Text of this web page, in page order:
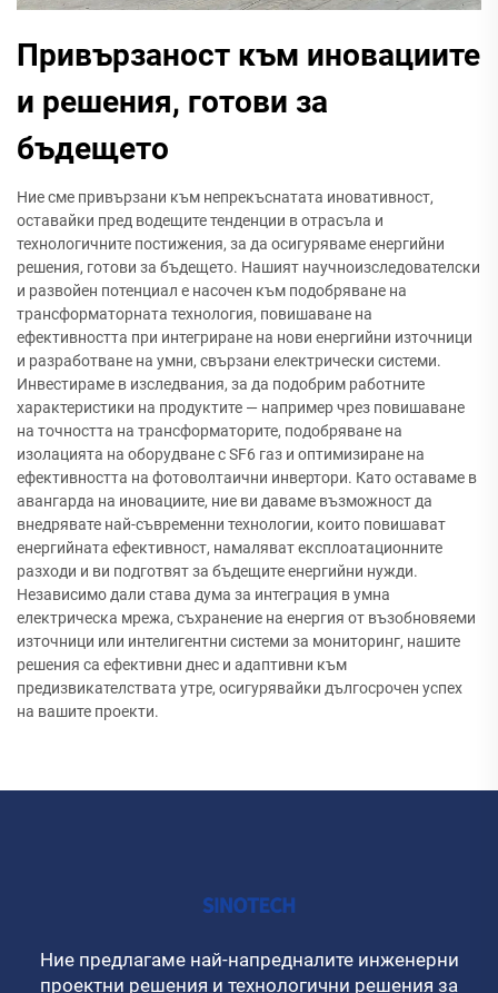
Привързаност към иновациите
и решения, готови за
бъдещето
Ние сме привързани към непрекъснатата иновативност,
оставайки пред водещите тенденции в отрасъла и
технологичните постижения, за да осигуряваме енергийни
решения, готови за бъдещето. Нашият научноизследователски
и развойен потенциал е насочен към подобряване на
трансформаторната технология, повишаване на
ефективността при интегриране на нови енергийни източници
и разработване на умни, свързани електрически системи.
Инвестираме в изследвания, за да подобрим работните
характеристики на продуктите — например чрез повишаване
на точността на трансформаторите, подобряване на
изолацията на оборудване с SF6 газ и оптимизиране на
ефективността на фотоволтаични инвертори. Като оставаме в
авангарда на иновациите, ние ви даваме възможност да
внедрявате най-съвременни технологии, които повишават
енергийната ефективност, намаляват експлоатационните
разходи и ви подготвят за бъдещите енергийни нужди.
Независимо дали става дума за интеграция в умна
електрическа мрежа, съхранение на енергия от възобновяеми
източници или интелигентни системи за мониторинг, нашите
решения са ефективни днес и адаптивни към
предизвикателствата утре, осигурявайки дългосрочен успех
на вашите проекти.
Ние предлагаме най-напредналите инженерни
проектни решения и технологични решения за